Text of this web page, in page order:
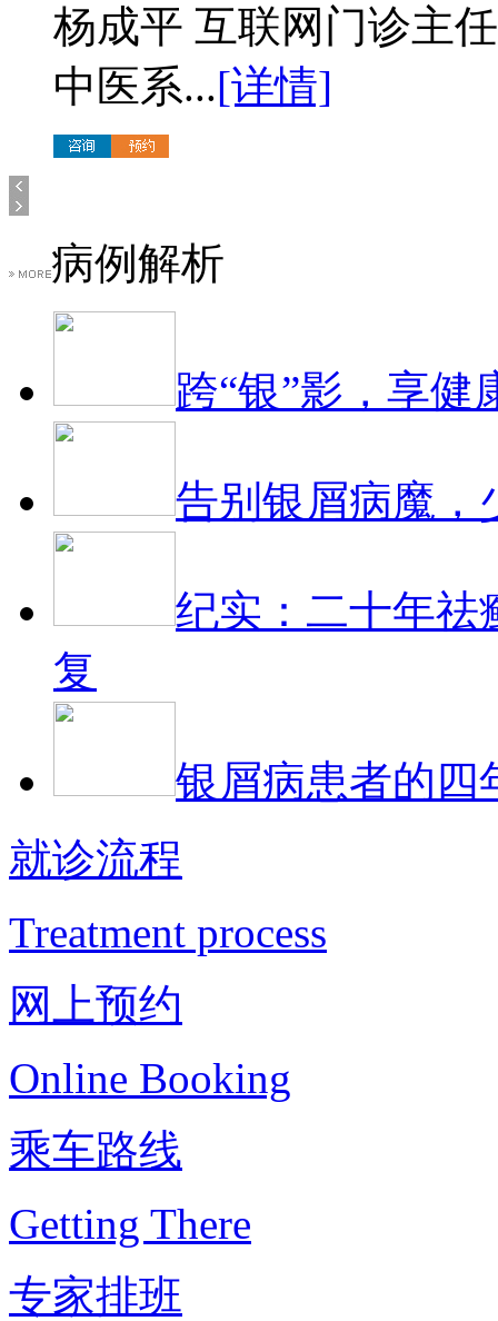
杨成平 互联网门诊主
中医系...[详情]
病例解析
跨“银”影，享健
告别银屑病魔，
纪实：二十年祛
复
银屑病患者的四
就诊流程
Treatment process
网上预约
Online Booking
乘车路线
Getting There
专家排班